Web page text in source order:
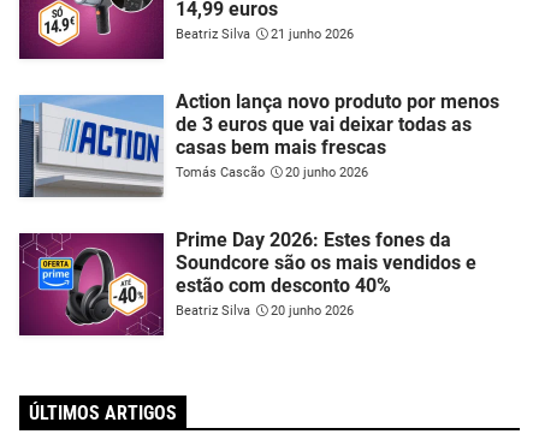
14,99 euros
Beatriz Silva 21 junho 2026
Action lança novo produto por menos
de 3 euros que vai deixar todas as
casas bem mais frescas
Tomás Cascão 20 junho 2026
Prime Day 2026: Estes fones da
Soundcore são os mais vendidos e
estão com desconto 40%
Beatriz Silva 20 junho 2026
ÚLTIMOS ARTIGOS